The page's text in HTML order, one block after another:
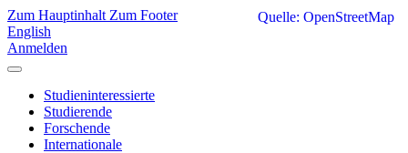
Zum Hauptinhalt Zum Footer
English
Anmelden
Studieninteressierte
Studierende
Forschende
Internationale
Quelle: OpenStreetMap